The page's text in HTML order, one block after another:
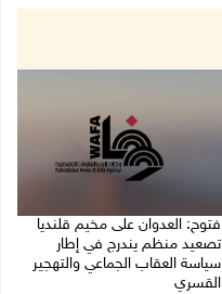
فتوح: العدوان على مخيم قلنديا
تصعيد منظم يندرج في إطار
سياسة العقاب الجماعي والتهجير
القسري